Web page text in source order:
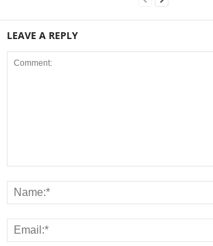
LEAVE A REPLY